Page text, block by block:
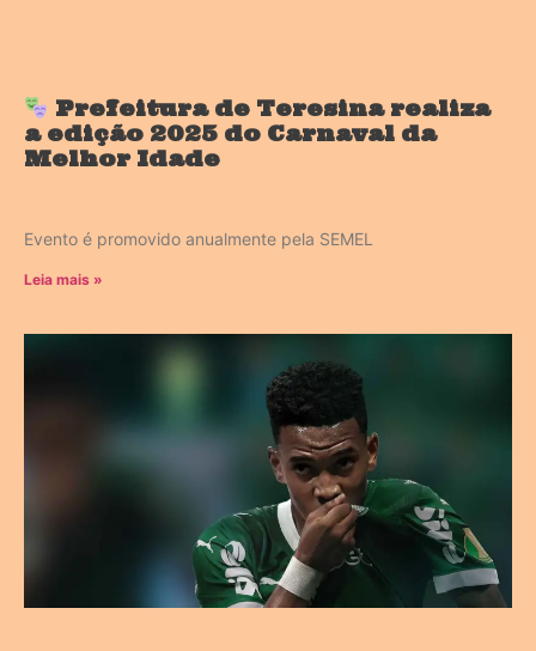
Prefeitura de Teresina realiza
a edição 2025 do Carnaval da
Melhor Idade
Evento é promovido anualmente pela SEMEL
Leia mais »